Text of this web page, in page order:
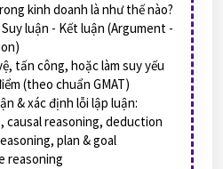
kinh doanh là như thế nào?
luận - Kết luận (Argument -
tấn công, hoặc làm suy yếu
(theo chuẩn GMAT)
& xác định lỗi lập luận:
causal reasoning, deduction
plan & goal
reasoning